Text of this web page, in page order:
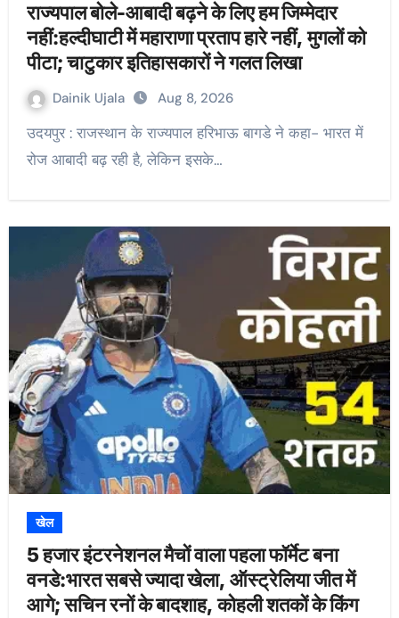
राज्यपाल बोले-आबादी बढ़ने के लिए हम जिम्मेदार
नहीं:हल्दीघाटी में महाराणा प्रताप हारे नहीं, मुगलों को
पीटा; चाटुकार इतिहासकारों ने गलत लिखा
Dainik Ujala Aug 8, 2026
उदयपुर : राजस्थान के राज्यपाल हरिभाऊ बागडे ने कहा- भारत में
रोज आबादी बढ़ रही है, लेकिन इसके…
खेल
5 हजार इंटरनेशनल मैचों वाला पहला फॉर्मेट बना
वनडे:भारत सबसे ज्यादा खेला, ऑस्ट्रेलिया जीत में
आगे; सचिन रनों के बादशाह, कोहली शतकों के किंग